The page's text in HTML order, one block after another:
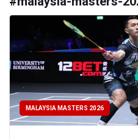
MALAYSIA MASTERS 2026